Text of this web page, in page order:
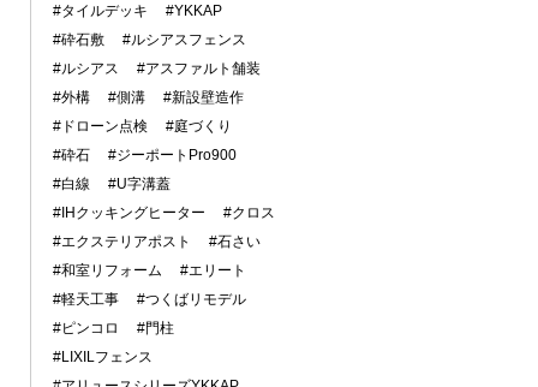
#タイルデッキ
#YKKAP
#砕石敷
#ルシアスフェンス
#ルシアス
#アスファルト舗装
#外構
#側溝
#新設壁造作
#ドローン点検
#庭づくり
#砕石
#ジーポートPro900
#白線
#U字溝蓋
#IHクッキングヒーター
#クロス
#エクステリアポスト
#石さい
#和室リフォーム
#エリート
#軽天工事
#つくばリモデル
#ピンコロ
#門柱
#LIXILフェンス